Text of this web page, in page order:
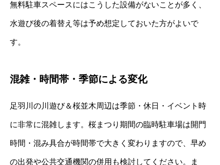
無料駐車スペースにはこうした設備がないことが多く、
水遊び後の着替え等は予め想定しておいた方がよいで
す。
混雑・時間帯・季節による変化
足羽川の川遊び＆桜並木周辺は季節・休日・イベント時
に非常に混雑します。桜まつり期間の臨時駐車場は開門
時間・混み具合が時間帯で大きく変わりますので、早め
の出発や公共交通機関の併用も検討してください。ま